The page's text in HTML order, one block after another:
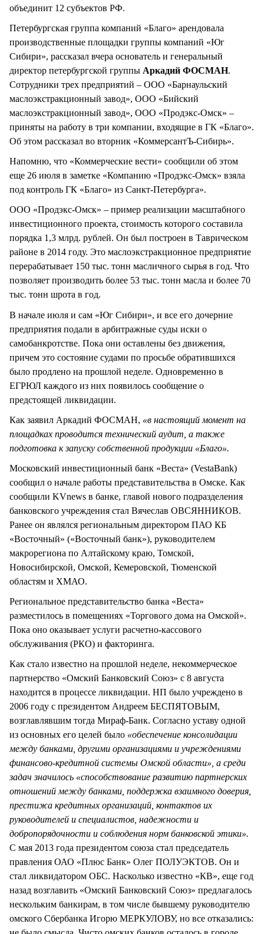
объединит 12 субъектов РФ.
Петербургская группа компаний «Благо» арендовала
производственные площадки группы компаний «Юг
Сибири», рассказал вчера основатель и генеральный
директор петербургской группы Аркадий ФОСМАН.
Сотрудники трех предприятий – ООО «Барнаульский
маслоэкстракционный завод», ООО «Бийский
маслоэкстракционный завод», ООО «Продэкс-Омск» –
приняты на работу в три компании, входящие в ГК «Благо».
Об этом рассказал во вторник «КоммерсантЪ-Сибирь».
Напомню, что «Коммерческие вести» сообщили об этом
еще 26 июля в заметке «Компанию «Продэкс-Омск» взяла
под контроль ГК «Благо» из Санкт-Петербурга».
ООО «Продэкс-Омск» – пример реализации масштабного
инвестиционного проекта, стоимость которого составила
порядка 1,3 млрд. рублей. Он был построен в Таврическом
районе в 2014 году. Это маслоэкстракционное предприятие
перерабатывает 150 тыс. тонн масличного сырья в год. Что
позволяет производить более 53 тыс. тонн масла и более 70
тыс. тонн шрота в год.
В начале июля и сам «Юг Сибири», и все его дочерние
предприятия подали в арбитражные суды иски о
самобанкротстве. Пока они оставлены без движения,
причем это состояние судами по просьбе обратившихся
было продлено на прошлой неделе. Одновременно в
ЕГРЮЛ каждого из них появилось сообщение о
предстоящей ликвидации.
Как заявил Аркадий ФОСМАН, «в настоящий момент на
площадках проводится технический аудит, а также
подготовка к запуску собственной продукции «Благо».
Московский инвестиционный банк «Веста» (VestaBank)
сообщил о начале работы представительства в Омске. Как
сообщили KVnews в банке, главой нового подразделения
банковского учреждения стал Вячеслав ОВСЯННИКОВ.
Ранее он являлся региональным директором ПАО КБ
«Восточный» («Восточный банк»), руководителем
макрорегиона по Алтайскому краю, Томской,
Новосибирской, Омской, Кемеровской, Тюменской
областям и ХМАО.
Региональное представительство банка «Веста»
разместилось в помещениях «Торгового дома на Омской».
Пока оно оказывает услуги расчетно-кассового
обслуживания (РКО) и факторинга.
Как стало известно на прошлой неделе, некоммерческое
партнерство «Омский Банковский Союз» с 8 августа
находится в процессе ликвидации. НП было учреждено в
2006 году с президентом Андреем БЕСПЯТОВЫМ,
возглавлявшим тогда Мираф-Банк. Согласно уставу одной
из основных его целей было «обеспечение консолидации
между банками, другими организациями и учреждениями
финансово-кредитной системы Омской области», а среди
задач значилось «способствование развитию партнерских
отношений между банками, поддержка взаимного доверия,
престижа кредитных организаций, контактов их
руководителей и специалистов, надежности и
добропорядочности и соблюдения норм банковской этики».
С мая 2013 года президентом союза стал председатель
правления ОАО «Плюс Банк» Олег ПОЛУЭКТОВ. Он и
стал ликвидатором ОБС. Насколько известно «КВ», еще год
назад возглавить «Омский Банковский Союз» предлагалось
нескольким банкирам, в том числе бывшему руководителю
омского Сбербанка Игорю МЕРКУЛОВУ, но все отказались: